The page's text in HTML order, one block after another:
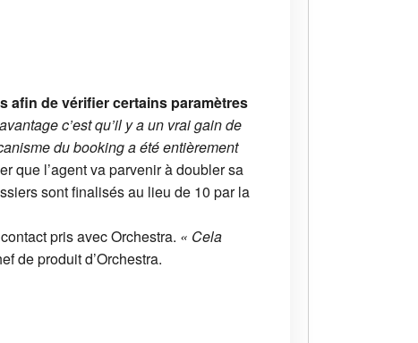
afin de vérifier certains paramètres
c’est qu’il y a un vrai gain de
du booking a été entièrement
que l’agent va parvenir à doubler sa
sont finalisés au lieu de 10 par la
pris avec Orchestra. « Cela
de produit d’Orchestra.